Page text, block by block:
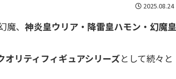
2025.08.24
、 神炎皇ウリア・降雷皇ハモン・幻魔皇
オリティフィギュアシリーズとして続々と